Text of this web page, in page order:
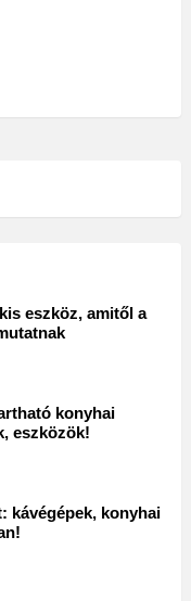
eszköz, amitől a
konyhai
eszközök!
kávégépek, konyhai